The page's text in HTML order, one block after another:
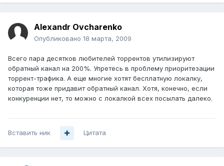
Alexandr Ovcharenko
Опубликовано 18 марта, 2009
Всего пара десятков любителей торрентов утилизируют
обратный канал на 200%. Упретесь в проблему приоритезации
торрент-трафика. А еще многие хотят бесплатную локалку,
которая тоже придавит обратный канал. Хотя, конечно, если
конкуренции нет, то можно с локалкой всех посылать далеко.
Вставить ник Цитата